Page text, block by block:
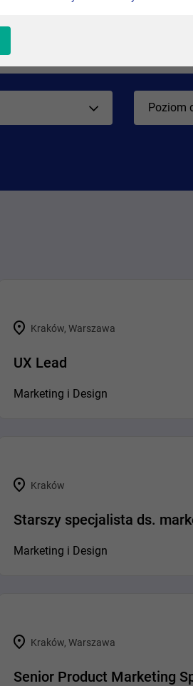
Poziom
Kraków, Warszawa
UX Lead
Marketing i Design
Kraków
Starszy specjalista ds.
Marketing i Design
Kraków, Warszawa
Senior Product Marketing